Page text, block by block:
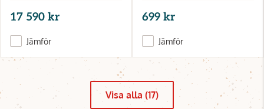
17 590 kr
Jämför
699 kr
Jämför
Visa alla (17)